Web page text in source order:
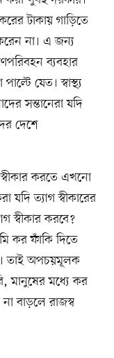
টাকায় গাড়িতে
না। এ জন্য
ব্যবহার
যেত। স্বাস্থ্য
সন্তানেরা যদি
দেশে
করতে এখনো
যদি ত্যাগ স্বীকারের
স্বীকার করবে?
কর ফাঁকি দিতে
তাই অপচয়মূলক
মানুষের মধ্যে কর
বাড়লে রাজস্ব